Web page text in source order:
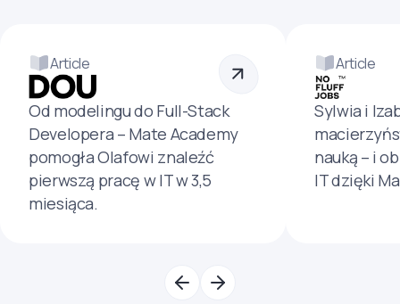
Article
Od modelingu do Full-Stack
Developera – Mate Academy
pomogła Olafowi znaleźć
pierwszą pracę w IT w 3,5
miesiąca.
Article
Sylwia i
nauką – i
IT dzięki